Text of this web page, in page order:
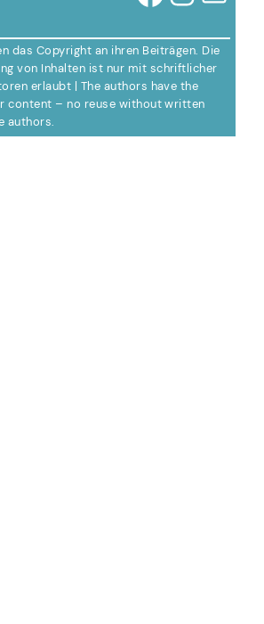
das Copyright an ihren Beiträgen. Die
von Inhalten ist nur mit schriftlicher
erlaubt | The authors have the
content – no reuse without written
authors.